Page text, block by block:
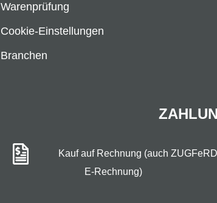
Warenprüfung
Cookie-Einstellungen
Branchen
Kauf auf Rechnung (auch
E-Rechnung)